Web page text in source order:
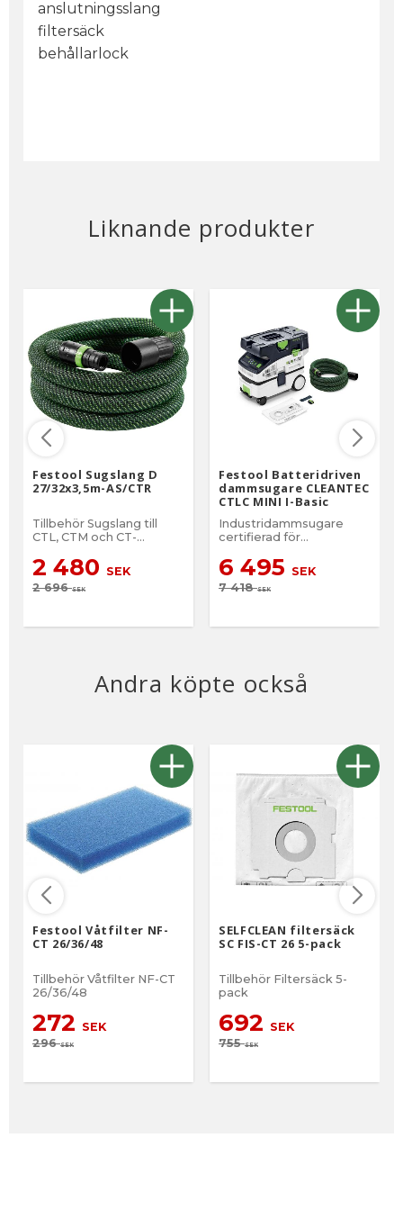
anslutningsslang
filtersäck
behållarlock
Liknande produkter
Festool Sugslang D
27/32x3,5m-AS/CTR
Tillbehör Sugslang till
CTL, CTM och CT-
2 480 SEK
2 696SEK
Festool Batteridriven
dammsugare CLEANTEC
CTLC MINI I-Basic
Industridammsugare
certifierad för
6 495 SEK
7 418SEK
Andra köpte också
Festool Våtfilter NF-
CT 26/36/48
Tillbehör Våtfilter NF-CT
26/36/48
272 SEK
296SEK
SELFCLEAN filtersäck
SC FIS-CT 26 5-pack
Tillbehör Filtersäck 5-
pack
692 SEK
755SEK